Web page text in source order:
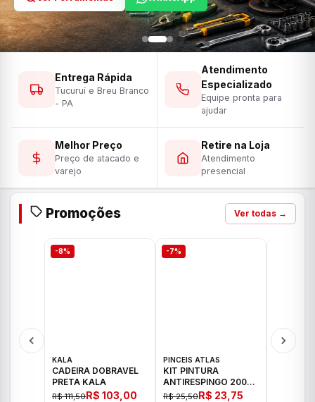
Entrega Rápida
Tucuruí e Breu Branco
- PA
Atendimento
Especializado
Equipe pronta para
ajudar
Melhor Preço
Preço de atacado e
varejo
Retire na Loja
Atendimento
presencial
Promoções Ver todas →
-8%
KALA
CADEIRA DOBRAVEL
PRETA KALA
R$ 111,50R$ 103,00
-7%
PINCEIS ATLAS
KIT PINTURA
ANTIRESPINGO 2003
ATLAS 03 PCS
R$ 25,50R$ 23,75